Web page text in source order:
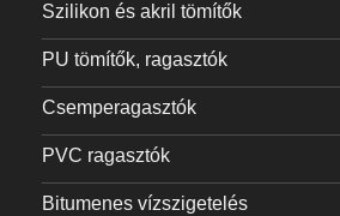
Szilikon és akril tömítők
PU tömítők, ragasztók
Csemperagasztók
PVC ragasztók
Bitumenes vízszigetelés